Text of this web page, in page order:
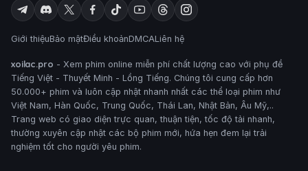
Giới thiệuBảo mậtĐiều khoảnDMCALiên hệ
xoilac.pro - Xem phim online miễn phí chất lượng cao với phụ đề
Tiếng Việt - Thuyết Minh - Lồng Tiếng. Chúng tôi cung cấp hơn
50.000+ phim và luôn cập nhật nhanh nhất các thể loại phim như
Việt Nam, Hàn Quốc, Trung Quốc, Thái Lan, Nhật Bản, Âu Mỹ,..
Trang web có giao diện trực quan, thuận tiện, tốc độ tải nhanh,
thường xuyên cập nhật các bộ phim mới, hứa hẹn đem lại trải
nghiệm tốt cho người yêu phim.